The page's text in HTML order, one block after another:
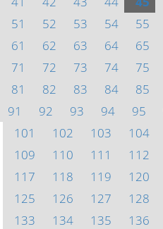
51
52 53 54 55
61
62 63 64 65
71
72 73 74 75
81
82 83 84 85
91
92 93 94 95
101
102 103 104
109
110 111 112
117
118 119 120
125
126 127 128
133
134 135 136